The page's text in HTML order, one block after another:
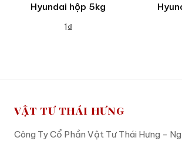
Hyundai hộp 5kg
1₫
VẬT TƯ THÁI HƯNG
Công Ty Cổ Phần Vật Tư Thái Hưng -